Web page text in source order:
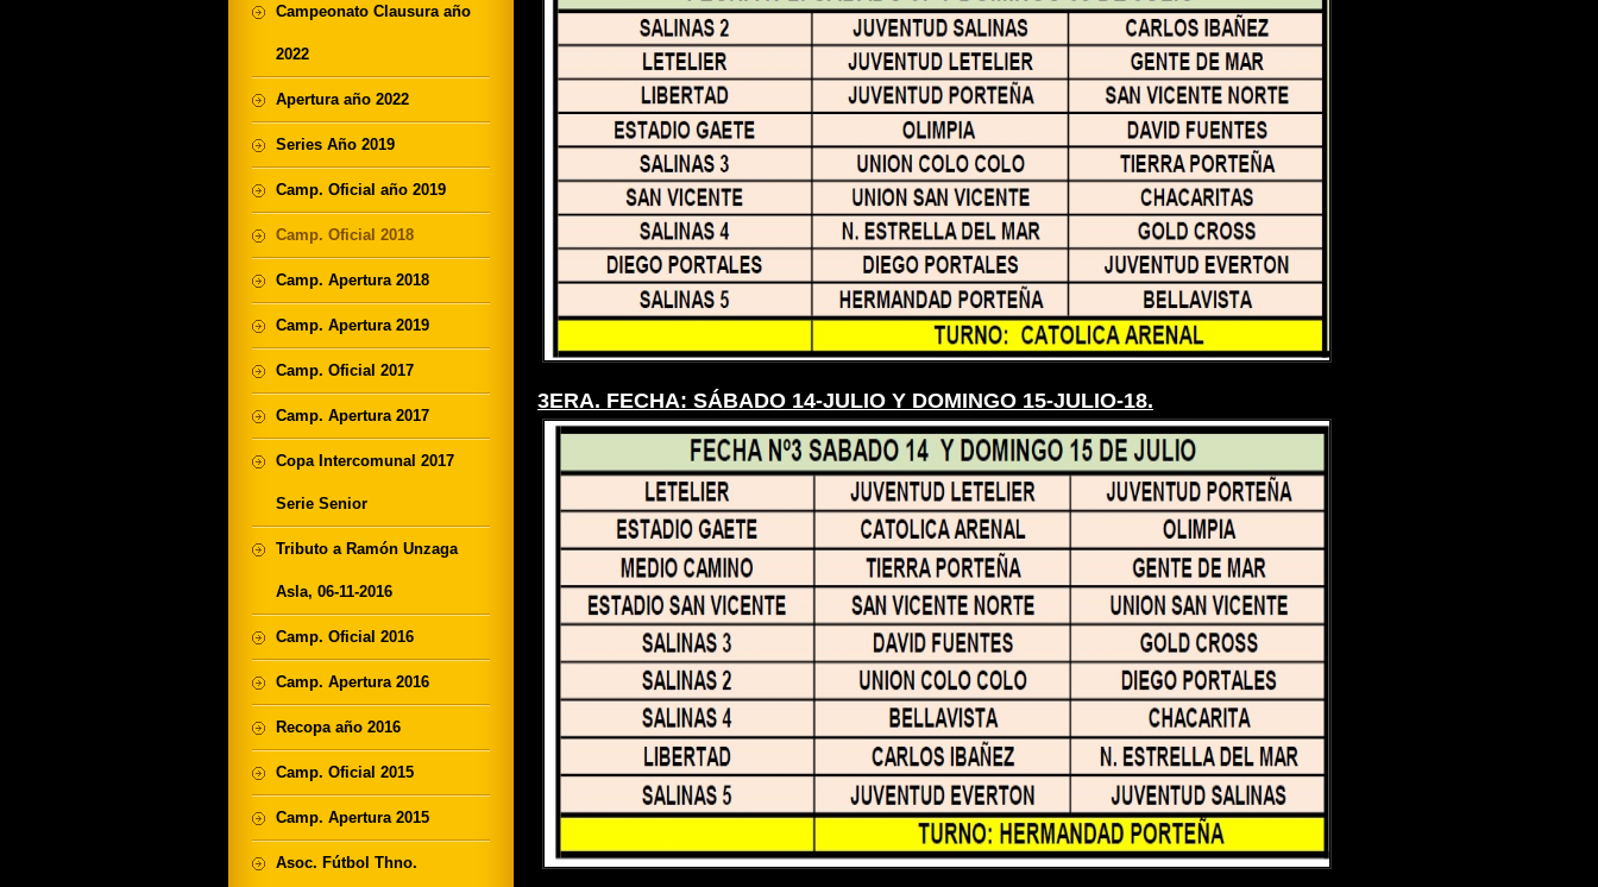
3ERA. FECHA: SÁBADO 14-JULIO Y DOMINGO 15-JULIO-18.
Campeonato Clausura año
2022
Apertura año 2022
Series Año 2019
Camp. Oficial año 2019
Camp. Oficial 2018
Camp. Apertura 2018
Camp. Apertura 2019
Camp. Oficial 2017
Camp. Apertura 2017
Copa Intercomunal 2017
Serie Senior
Tributo a Ramón Unzaga
Asla, 06-11-2016
Camp. Oficial 2016
Camp. Apertura 2016
Recopa año 2016
Camp. Oficial 2015
Camp. Apertura 2015
Asoc. Fútbol Thno.